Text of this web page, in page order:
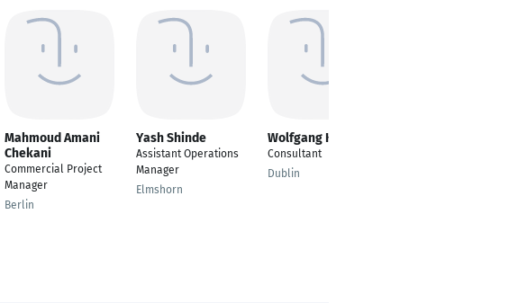
Mahmoud Amani
Chekani
Commercial Project
Manager
Berlin
Yash Shinde
Assistant Operations
Manager
Elmshorn
Wolfgang Kőltze
Consultant
Dublin